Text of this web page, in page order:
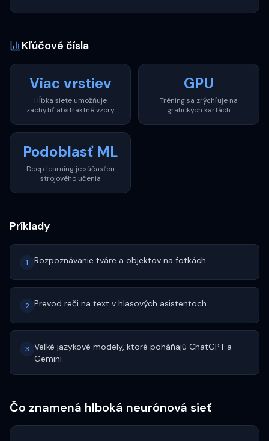
Kľúčové čísla
Viac vrstiev
Hĺbka siete umožňuje
zachytiť abstraktné vzory
GPU
Tréning sa zrýchľuje na
grafických kartách
Podoblasť ML
Deep learning je súčasťou
strojového učenia
Príklady
1 Rozpoznávanie tváre a objektov na fotkách
2 Prevod reči na text v hlasových asistentoch
3 Veľké jazykové modely, ktoré poháňajú ChatGPT a
Gemini
Čo znamená hlboká neurónová sieť